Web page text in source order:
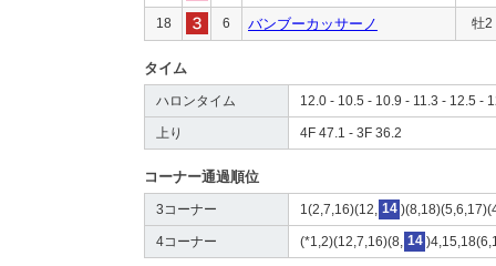
18 6 バンブーカッサーノ 牡2
タイム
ハロンタイム 12.0 - 10.5 - 10.9 - 11.3 - 12.5 -
上り 4F 47.1 - 3F 36.2
コーナー通過順位
3コーナー 1(2,7,16)(12, 14
4コーナー (*1,2)(12,7,16)(8, 14